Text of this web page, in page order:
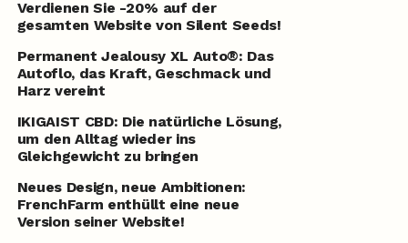
Verdienen Sie -20% auf der
gesamten Website von Silent Seeds!
Permanent Jealousy XL Auto®: Das
Autoflo, das Kraft, Geschmack und
Harz vereint
IKIGAIST CBD: Die natürliche Lösung,
um den Alltag wieder ins
Gleichgewicht zu bringen
Neues Design, neue Ambitionen:
FrenchFarm enthüllt eine neue
Version seiner Website!